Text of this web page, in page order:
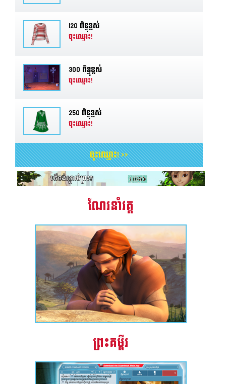
120 ពិន្ទុខ្ពស់
ចុះឈ្មោះ!
300 ពិន្ទុខ្ពស់
ចុះឈ្មោះ!
250 ពិន្ទុខ្ពស់
ចុះឈ្មោះ!
ចុះឈ្មោះ! >>
ណែរនាំវគ្គ
ព្រះគម្ពីរ